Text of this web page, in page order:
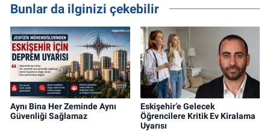
Bunlar da ilginizi çekebilir
Aynı Bina Her Zeminde Aynı
Güvenliği Sağlamaz
Eskişehir’e Gelecek
Öğrencilere Kritik Ev Kiralama
Uyarısı